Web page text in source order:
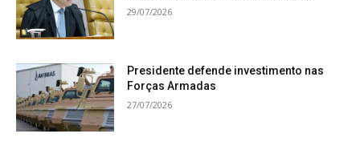
29/07/2026
Presidente defende investimento nas
Forças Armadas
27/07/2026